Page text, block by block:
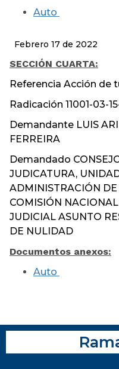
Auto
Febrero 17 de 2022
SECCIÓN CUARTA:
Referencia Acción de
Radicación 11001-03-
Demandante LUIS
FERREIRA
Demandado
JUDICATURA,
ADMINISTRACIÓN
COMISIÓN
JUDICIAL ASUNTO
DE NULIDAD
Documentos anexos:
Auto